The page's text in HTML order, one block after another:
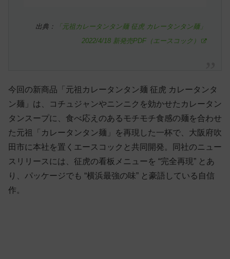
出典：
「元祖カレータンタン麺 征虎 カレータンタン麺」
2022/4/18 新発売PDF（エースコック）
今回の新商品「元祖カレータンタン麺 征虎 カレータンタ
ン麺」は、コチュジャンやニンニクを効かせたカレータン
タンスープに、食べ応えのあるモチモチ食感の麺を合わせ
た元祖「 カレータンタン麺」を再現した一杯で、大阪府吹
田市に本社を置くエースコックと共同開発。同社のニュー
スリリースには、征虎の看板メニューを “完全再現” とあ
り、パッケージでも “横浜最強の味” と豪語している自信
作。